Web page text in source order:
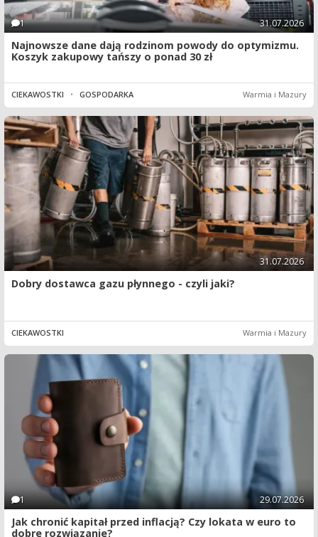
1 31.07.2026
Najnowsze dane dają rodzinom powody do optymizmu.
Koszyk zakupowy tańszy o ponad 30 zł
CIEKAWOSTKI • GOSPODARKA Warmia i Mazury
31.07.2026
Dobry dostawca gazu płynnego - czyli jaki?
CIEKAWOSTKI Warmia i Mazury
1 29.07.2026
Jak chronić kapitał przed inflacją? Czy lokata w euro to
dobre rozwiązanie?